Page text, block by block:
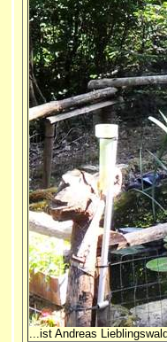
...ist Andreas